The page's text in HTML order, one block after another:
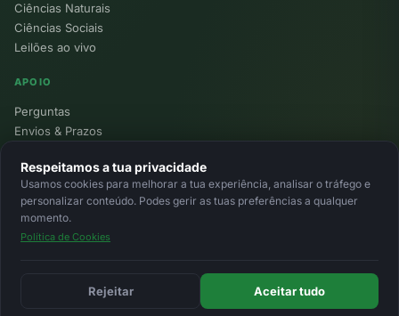
Ciências Naturais
Ciências Sociais
Leilões ao vivo
APOIO
Perguntas
Envios & Prazos
Devoluções
Minha Conta
© 2026 Ecolivros. Todos os direitos reservados.
Respeitamos a tua privacidade
Usamos cookies para melhorar a tua experiência, analisar o tráfego e
personalizar conteúdo. Podes gerir as tuas preferências a qualquer
momento.
Política de Cookies
Rejeitar Aceitar tudo